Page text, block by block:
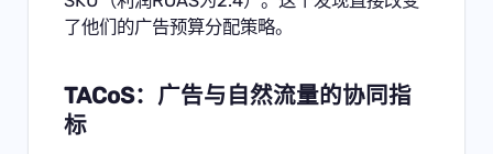
了他们的广告预算分配策略。
TACoS：广告与自然流量的协同指
标